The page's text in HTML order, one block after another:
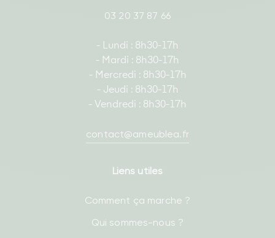
03 20 37 87 66
- Lundi : 8h30-17h
- Mardi : 8h30-17h
- Mercredi : 8h30-17h
- Jeudi : 8h30-17h
- Vendredi : 8h30-17h
contact@ameublea.fr
Liens utiles
Comment ça marche ?
Qui sommes-nous ?